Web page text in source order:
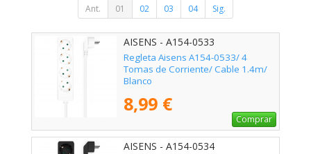
Ant. 01 02 03 04 Sig.
AISENS - A154-0533
Regleta Aisens A154-0533/ 4
Tomas de Corriente/ Cable 1.4m/
Blanco
8,99 €
Comprar
AISENS - A154-0534